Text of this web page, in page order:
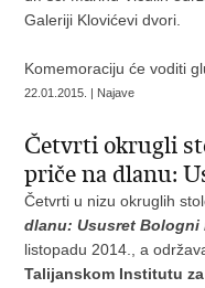
Galeriji Klovićevi dvori.
Komemoraciju će voditi
22.01.2015. | Najave
Četvrti okrugli
priče na dlanu:
Četvrti u nizu okruglih
dlanu: Ususret Bologni
listopadu 2014., a
Talijanskom Institutu